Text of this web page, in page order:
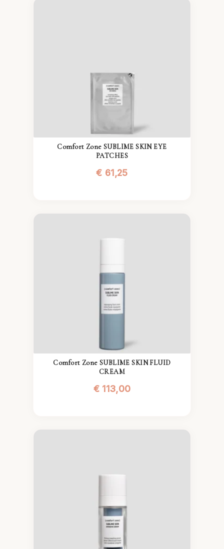
Comfort Zone SUBLIME SKIN EYE
PATCHES
€ 61,25
Comfort Zone SUBLIME SKIN FLUID
CREAM
€ 113,00